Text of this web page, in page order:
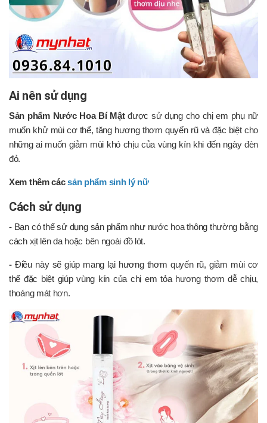
Ai nên sử dụng
Sản phẩm Nước Hoa Bí Mậtđược sử dụng cho chị em phụ nữ
muốn khử mùi cơ thể, tăng hương thơm quyến rũ và đặc biệt cho
những ai muốn giảm mùi khó chịu của vùng kín khi đến ngày đèn
đỏ.
Xem thêm cácsản phẩm sinh lý nữ
Cách sử dụng
- Bạn có thể sử dụng sản phẩm như nước hoa thông thường bằng
cách xịt lên da hoặc bên ngoài đồ lót.
- Điều này sẽ giúp mang lại hương thơm quyến rũ, giảm mùi cơ
thể đặc biệt giúp vùng kín của chị em tỏa hương thơm dễ chịu,
thoáng mát hơn.